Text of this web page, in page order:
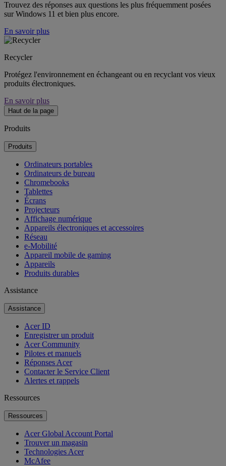
Trouvez des réponses aux questions les plus fréquemment posées
sur Windows 11 et bien plus encore.
En savoir plus
Recycler
Protégez l'environnement en échangeant ou en recyclant vos vieux
produits électroniques.
En savoir plus
Haut de la page
Produits
Produits
Ordinateurs portables
Ordinateurs de bureau
Chromebooks
Tablettes
Écrans
Projecteurs
Affichage numérique
Appareils électroniques et accessoires
Réseau
e-Mobilité
Appareil mobile de gaming
Appareils
Produits durables
Assistance
Assistance
Acer ID
Enregistrer un produit
Acer Community
Pilotes et manuels
Réponses Acer
Contacter le Service Client
Alertes et rappels
Ressources
Ressources
Acer Global Account Portal
Trouver un magasin
Technologies Acer
McAfee